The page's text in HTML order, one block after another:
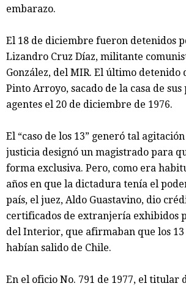
embarazo.
El 18 de diciembre fueron detenidos
Lizandro Cruz Díaz, militante
González, del MIR. El último detenido
Pinto Arroyo, sacado de la casa de
agentes el 20 de diciembre de 1976.
El “caso de los 13” generó tal
justicia designó un magistrado para
forma exclusiva. Pero, como era
años en que la dictadura tenía el
país, el juez, Aldo Guastavino, dio
certificados de extranjería exhibidos
del Interior, que afirmaban que los 13
habían salido de Chile.
En el oficio No. 791 de 1977, el titular